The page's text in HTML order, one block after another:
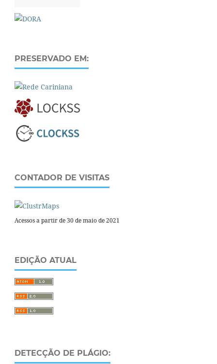
PRESERVADO EM:
CONTADOR DE VISITAS
Acessos a partir de 30 de maio de 2021
EDIÇÃO ATUAL
DETECÇÃO DE PLÁGIO: